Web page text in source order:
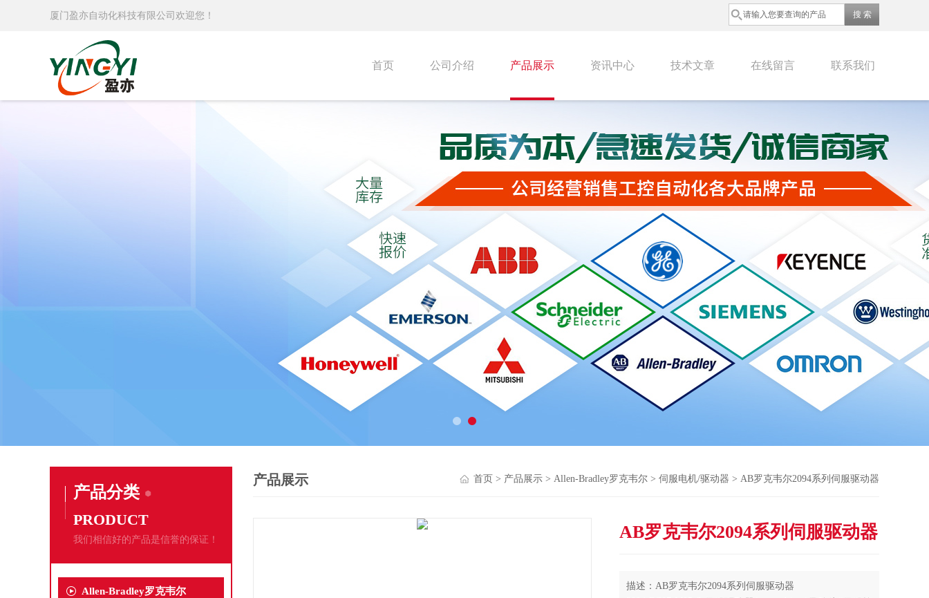
厦门盈亦自动化科技有限公司欢迎您！
首页 公司介绍 产品展示 资讯中心 技术文章 在线留言 联系我们
产品分类
PRODUCT
我们相信好的产品是信誉的保证！
Allen-Bradley罗克韦尔
产品展示 首页 > 产品展示 > Allen-Bradley罗克韦尔 > 伺服电机/驱动器 > AB罗克韦尔2094系列伺服驱动器
AB罗克韦尔2094系列伺服驱动器
描述：AB罗克韦尔2094系列伺服驱动器